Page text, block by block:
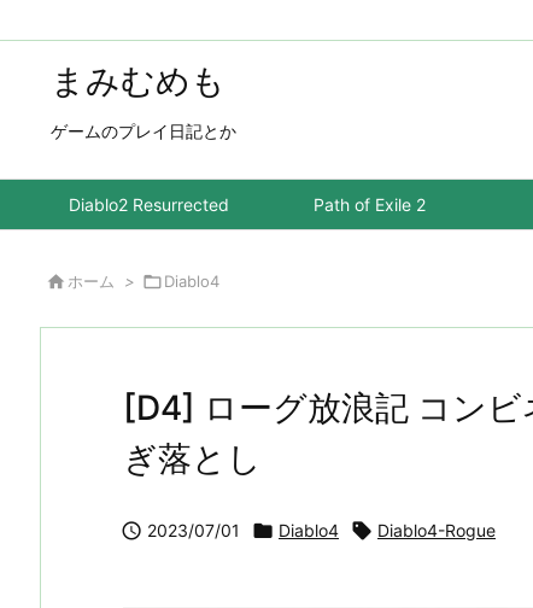
まみむめも
ゲームのプレイ日記とか
Diablo2 Resurrected Path of Exile 2
 ホーム > Diablo4
[D4] ローグ放浪記 コン
ぎ落とし
 2023/07/01  Diablo4  Diablo4-Rogue